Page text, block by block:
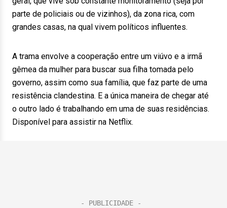
parte de policiais ou de vizinhos), da zona rica, com
grandes casas, na qual vivem políticos influentes.
A trama envolve a cooperação entre um viúvo e a irmã
gêmea da mulher para buscar sua filha tomada pelo
governo, assim como sua família, que faz parte de uma
resistência clandestina. E a única maneira de chegar até
o outro lado é trabalhando em uma de suas residências.
Disponível para assistir na Netflix.